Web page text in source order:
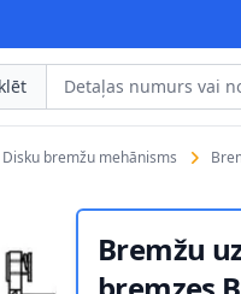
Disku bremžu mehānisms
Bremžu